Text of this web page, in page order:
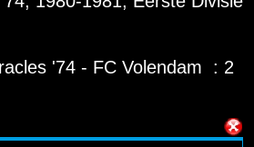
'74 - FC Volendam : 2